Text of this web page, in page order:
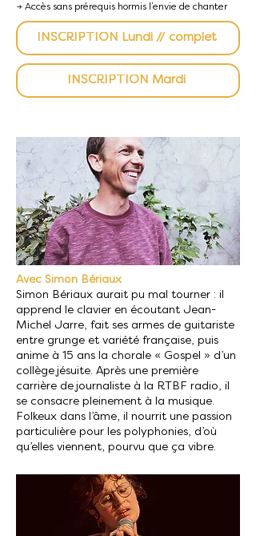
→ Accès sans prérequis hormis l’envie de chanter
INSCRIPTION Lundi // complet
INSCRIPTION Mardi
Avec Simon Bériaux
Simon Bériaux aurait pu mal tourner : il
apprend le clavier en écoutant Jean-
Michel Jarre, fait ses armes de guitariste
entre grunge et variété française, puis
anime à 15 ans la chorale « Gospel » d’un
collège jésuite. Après une première
carrière de journaliste à la RTBF radio, il
se consacre pleinement à la musique.
Folkeux dans l’âme, il nourrit une passion
particulière pour les polyphonies, d’où
qu’elles viennent, pourvu que ça vibre.